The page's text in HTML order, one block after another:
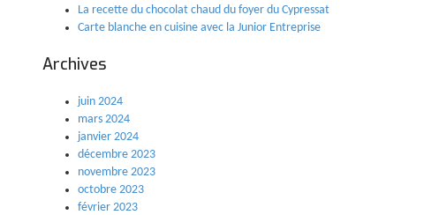
La recette du chocolat chaud du foyer du Cypressat
Carte blanche en cuisine avec la Junior Entreprise
Archives
juin 2024
mars 2024
janvier 2024
décembre 2023
novembre 2023
octobre 2023
février 2023